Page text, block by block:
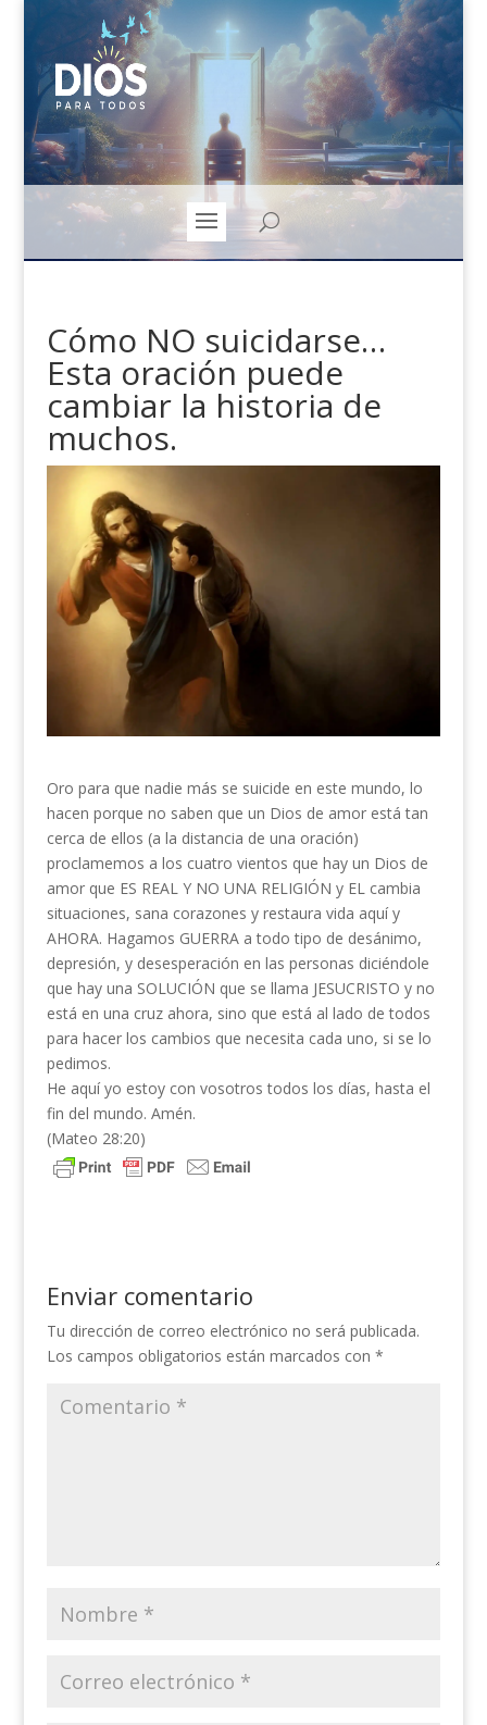
Cómo NO suicidarse…
Esta oración puede
cambiar la historia de
muchos.
Oro para que nadie más se suicide en este mundo, lo
hacen porque no saben que un Dios de amor está tan
cerca de ellos (a la distancia de una oración)
proclamemos a los cuatro vientos que hay un Dios de
amor que ES REAL Y NO UNA RELIGIÓN y EL cambia
situaciones, sana corazones y restaura vida aquí y
AHORA. Hagamos GUERRA a todo tipo de desánimo,
depresión, y desesperación en las personas diciéndole
que hay una SOLUCIÓN que se llama JESUCRISTO y no
está en una cruz ahora, sino que está al lado de todos
para hacer los cambios que necesita cada uno, si se lo
pedimos.
He aquí yo estoy con vosotros todos los días, hasta el
fin del mundo. Amén.
(Mateo 28:20)
Enviar comentario
Tu dirección de correo electrónico no será publicada.
Los campos obligatorios están marcados con *